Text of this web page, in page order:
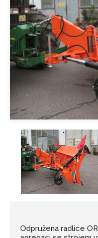
Odpružená radlice